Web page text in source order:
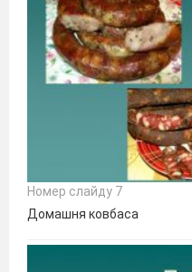
Номер слайду 7
Домашня ковбаса